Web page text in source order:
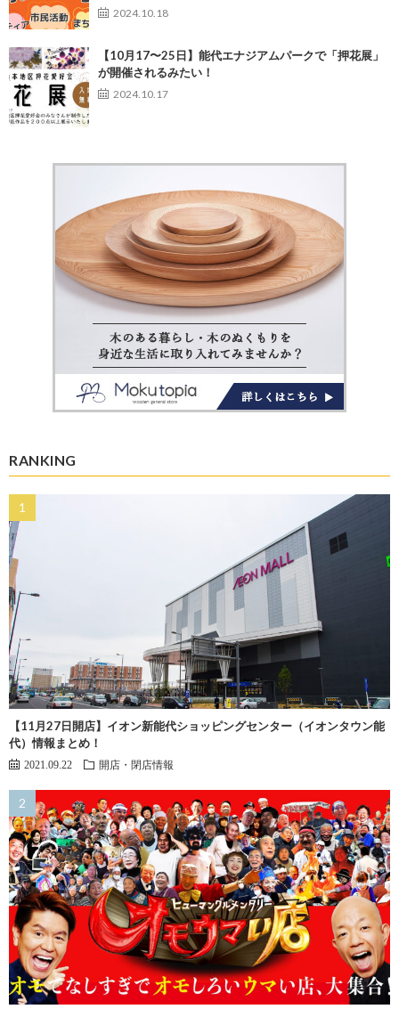
2024.10.18
【10月17〜25日】能代エナジアムパークで「押花展」
が開催されるみたい！
2024.10.17
RANKING
【11月27日開店】イオン新能代ショッピングセンター（イオンタウン能
代）情報まとめ！
2021.09.22 開店・閉店情報